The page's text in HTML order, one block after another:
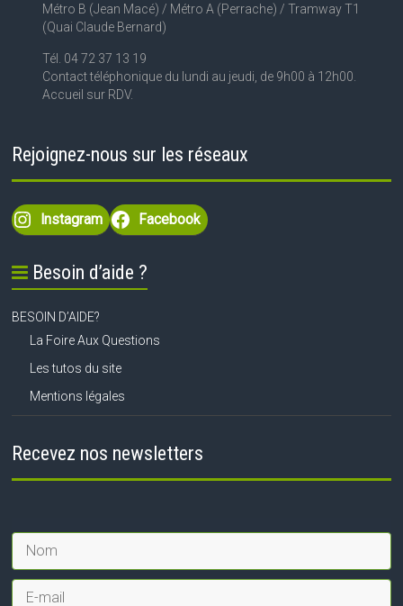
Métro B (Jean Macé) / Métro A (Perrache) / Tramway T1
(Quai Claude Bernard)
Tél. 04 72 37 13 19
Contact téléphonique du lundi au jeudi, de 9h00 à 12h00.
Accueil sur RDV.
Rejoignez-nous sur les réseaux
Instagram Facebook
Besoin d’aide ?
BESOIN D’AIDE?
La Foire Aux Questions
Les tutos du site
Mentions légales
Recevez nos newsletters